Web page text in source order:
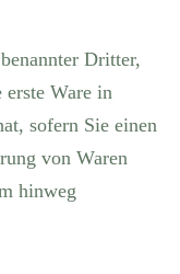
Dritter,
Ware in
sofern Sie einen
von Waren
hinweg